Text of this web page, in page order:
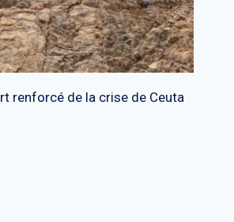
renforcé de la crise de Ceuta